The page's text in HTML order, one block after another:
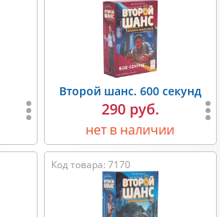
Второй шанс. 600 секунд
290 руб.
нет в наличии
Код товара: 7170